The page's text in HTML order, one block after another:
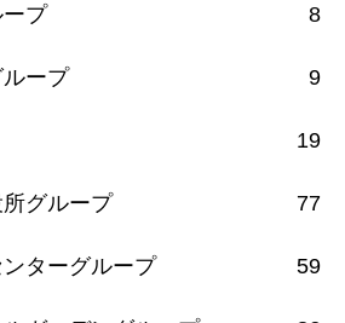
ープ 8
ループ 9
19
所グループ 77
ンターグループ 59